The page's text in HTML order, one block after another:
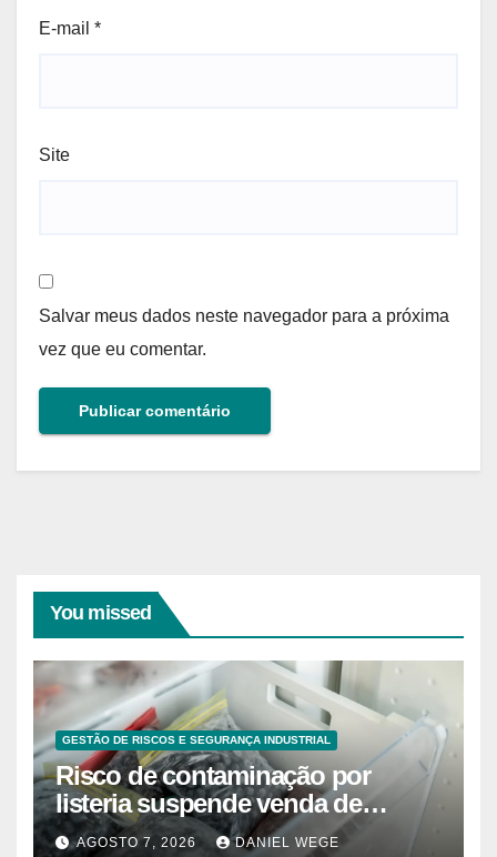
E-mail *
Site
Salvar meus dados neste navegador para a próxima
vez que eu comentar.
You missed
GESTÃO DE RISCOS E SEGURANÇA INDUSTRIAL
Risco de contaminação por
listeria suspende venda de
mirtilos em fábricas da América
AGOSTO 7, 2026 DANIEL WEGE